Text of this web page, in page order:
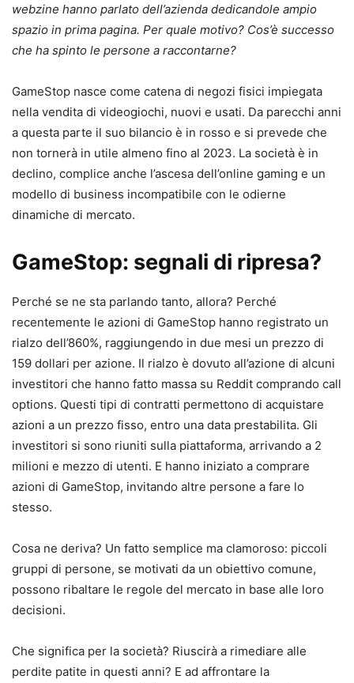
webzine hanno parlato dell’azienda dedicandole ampio
spazio in prima pagina. Per quale motivo? Cos’è successo
che ha spinto le persone a raccontarne?
GameStop nasce come catena di negozi fisici impiegata
nella vendita di videogiochi, nuovi e usati. Da parecchi anni
a questa parte il suo bilancio è in rosso e si prevede che
non tornerà in utile almeno fino al 2023. La società è in
declino, complice anche l’ascesa dell’online gaming e un
modello di business incompatibile con le odierne
dinamiche di mercato.
GameStop: segnali di ripresa?
Perché se ne sta parlando tanto, allora? Perché
recentemente le azioni di GameStop hanno registrato un
rialzo dell’860%, raggiungendo in due mesi un prezzo di
159 dollari per azione. Il rialzo è dovuto all’azione di alcuni
investitori che hanno fatto massa su Reddit comprando call
options. Questi tipi di contratti permettono di acquistare
azioni a un prezzo fisso, entro una data prestabilita. Gli
investitori si sono riuniti sulla piattaforma, arrivando a 2
milioni e mezzo di utenti. E hanno iniziato a comprare
azioni di GameStop, invitando altre persone a fare lo
stesso.
Cosa ne deriva? Un fatto semplice ma clamoroso: piccoli
gruppi di persone, se motivati da un obiettivo comune,
possono ribaltare le regole del mercato in base alle loro
decisioni.
Che significa per la società? Riuscirà a rimediare alle
perdite patite in questi anni? E ad affrontare la